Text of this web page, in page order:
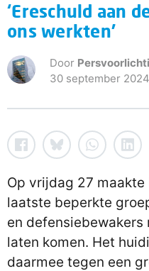
‘Ereschuld aan
ons werkten’
Door
30 september 2024
Op vrijdag 27
laatste beperkte
en
laten komen. Het
daarmee tegen een